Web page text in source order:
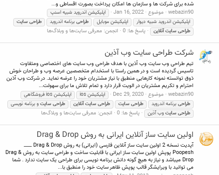
شده برای شرکت ها و سازمان ها امکان پرداخت بصورت اقساطی و...
webazin90 موضوع Jan 16, 2022
اپلیکیشن اندروید شبیه اسنپ
اپلیکیشن اندروید شبیه دیوار
اپلیکیشن موبایل طراحی برنامه اندروید طراحی سایت
طراحی سایت آنلاین پاسخ ها: 0 انجمن: معرفی سایت‌ها و وبلاگ‌ها
شرکت طراحی سایت وب آذین
تیم طراحی وب سایت وب آذین با هدف طراحی وب سایت های اختصاصی ومتفاوت
تاسیس گردیده است و در همین راستا با استخدام متخصصین عرصه وب و طراحان خوش
ذوق توانسته نمونه کارهایی منطبق با نیاز مشتریان خود را عرضه نماید. در شرکت وب آذین
احترام و تکریم مشتریان در الویت قرار دارد و تمام تلاش ما برای سهولت...
webazin90 موضوع Dec 29, 2020 اپلیکیشن ios
اپلیکیشن ios فروشگاهی
طراحی برنامه اندروید طراحی سایت طراحی سایت آنلاین طراحی سایت و برنامه نویسی
طراحی سایت وب آذین پاسخ ها: 0 انجمن: معرفی سایت‌ها و وبلاگ‌ها
اولین سایت ساز آنلاین ایرانی به روش Drag & Drop
آپدیت نسخه 2 اولین سایت ساز آنلاین فارسی (ایرانی) به روش Drag & Drop ــــــــ
Poopesh پوپش اولین سایت ساز ایرانی با قابلیت ساخت و طراحی سایت به روش Drag &
Drop میباشد و نیاز به هیچ گونه دانش برنامه نویسی برای طراحی یک سایت ندارد . شما
می توانید با ویرایشگر قالب پوپش ظاهر سایت خود را منطبق با...